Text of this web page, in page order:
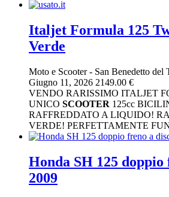
Italjet Formula 125
Verde
Moto e Scooter- San Benedetto del
Giugno 11, 2026 2149.00 €
VENDO RARISSIMO ITALJET
UNICO SCOOTER 125cc
RAFFREDDATO A LIQUIDO!
VERDE! PERFETTAMENTE
Honda SH 125 doppio
2009